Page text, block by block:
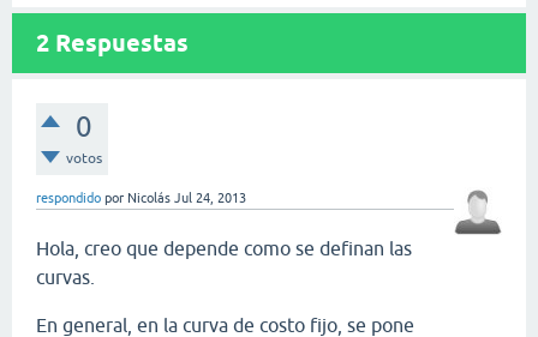
2 Respuestas
0
votos
respondido por Nicolás Jul 24, 2013
Hola, creo que depende como se definan las
curvas.
En general, en la curva de costo fijo, se pone